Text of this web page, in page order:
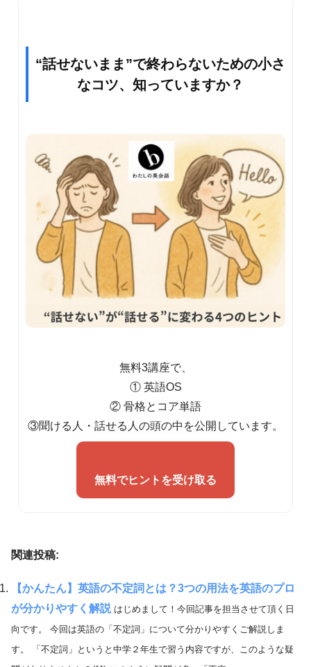
“話せないまま”で終わらないための小さ
なコツ、知っていますか？
無料3講座で、
① 英語OS
② 骨格とコア単語
③聞ける人・話せる人の頭の中を公開しています。
無料でヒントを受け取る
関連投稿:
【かんたん】英語の不定詞とは？3つの用法を英語のプロ
が分かりやすく解説 はじめまして！今回記事を担当させて頂く日
向です。 今回は英語の「不定詞」について分かりやすくご解説しま
す。 「不定詞」というと中学２年生で習う内容ですが、このような疑